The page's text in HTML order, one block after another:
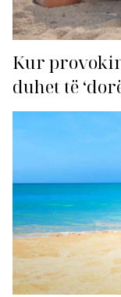
Kur
duhet të